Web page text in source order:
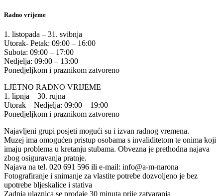
Radno vrijeme
1. listopada – 31. svibnja
Utorak- Petak: 09:00 – 16:00
Subota: 09:00 – 17:00
Nedjelja: 09:00 – 13:00
Ponedjeljkom i praznikom zatvoreno
LJETNO RADNO VRIJEME
1. lipnja – 30. rujna
Utorak – Nedjelja: 09:00 – 19:00
Ponedjeljkom i praznikom zatvoreno
Najavljeni grupi posjeti mogući su i izvan radnog vremena.
Muzej ima omogućen pristup osobama s invaliditetom te onima koji
imaju problema u kretanju stubama. Obvezna je prethodna najava
zbog osiguravanja pratnje.
Najava na tel. 020 691 596 ili e-mail: info@a-m-narona
Fotografiranje i snimanje za vlastite potrebe dozvoljeno je bez
upotrebe bljeskalice i stativa
Zadnja ulaznica se prodaje 30 minuta prije zatvaranja